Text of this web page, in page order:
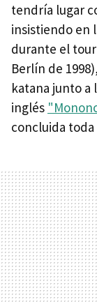
tendría lugar
insistiendo en
durante el
Berlín de
katana junto a
inglés
concluida